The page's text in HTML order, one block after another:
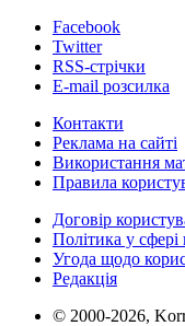
Facebook
Twitter
RSS-стрічки
E-mail розсилка
Контакти
Реклама на сайті
Використання
Правила
Договір
Політика у сфері
Угода щодо
Редакція
© 2000-2026,